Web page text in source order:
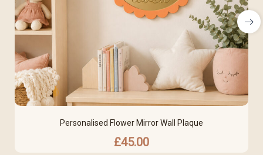
Personalised Flower Mirror Wall Plaque
£45.00